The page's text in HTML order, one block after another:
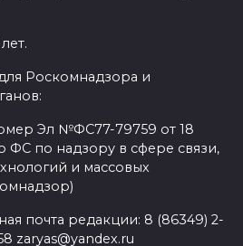
Роскомнадзора и
Эл №ФС77-79759 от 18
ФС по надзору в сфере связи,
и массовых
почта редакции: 8 (86349) 2-
zaryas@yandex.ru